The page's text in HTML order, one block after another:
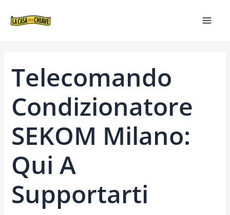
Telecomando
Condizionatore
SEKOM Milano:
Qui A
Supportarti
ARTICOLI